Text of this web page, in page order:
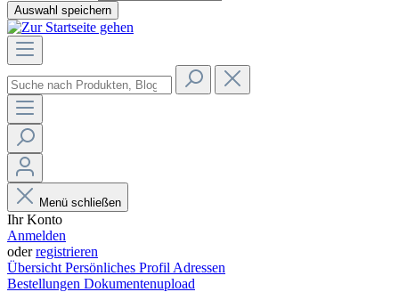
Auswahl speichern
Menü schließen
Ihr Konto
Anmelden
oderregistrieren
Übersicht Persönliches Profil Adressen
Bestellungen Dokumentenupload